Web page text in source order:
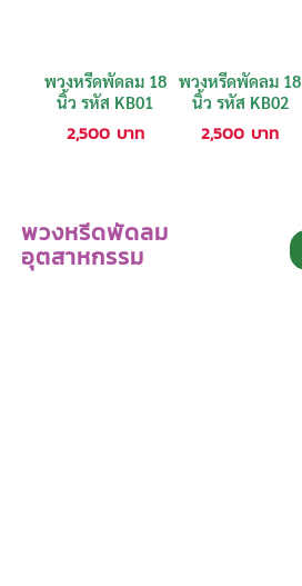
พวงหรีดพัดลม 18
นิ้ว รหัส KB01
2,500 บาท
พวงหรีดพัดลม 18
นิ้ว รหัส KB02
2,500 บาท
พวงหรีดพัดลม
อุตสาหกรรม